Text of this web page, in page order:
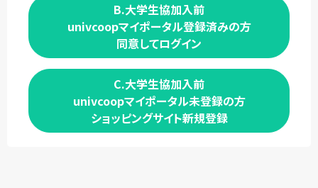
B.大学生協加入前
univcoopマイポータル登録済みの方
同意してログイン
C.大学生協加入前
univcoopマイポータル未登録の方
ショッピングサイト新規登録